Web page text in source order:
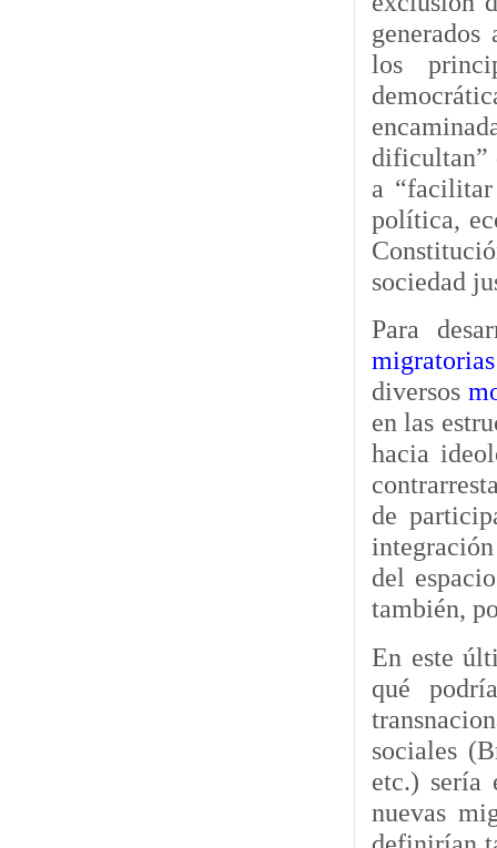
los
dificultan”
a
política,
sociedad
Para
diversos
en las
hacia
de
del
también,
En este
qué
sociales
etc.) sería
nuevas